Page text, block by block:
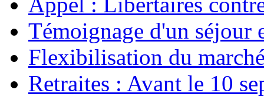
Témoignage d'un séjour
Flexibilisation du
Retraites : Avant le 10